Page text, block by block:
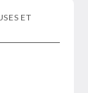
ET